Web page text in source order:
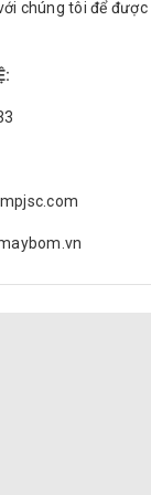
chúng tôi để được